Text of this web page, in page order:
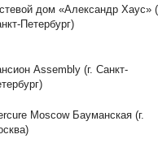
дом «Александр Хаус»
Петербург)
Assembly (г. Санкт-
Moscow Бауманская (г.